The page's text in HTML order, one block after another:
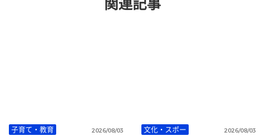
関連記事
子育て・教育 2026/08/03 文化・スポー 2026/08/03